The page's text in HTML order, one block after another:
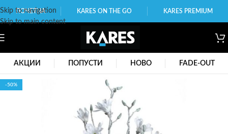
Skip to navigation
Skip to main content
ПОЧЕТНА KARES ON THE GO KARES PREMIUM
АКЦИИ ПОПУСТИ НОВО FADE-OUT
-50%